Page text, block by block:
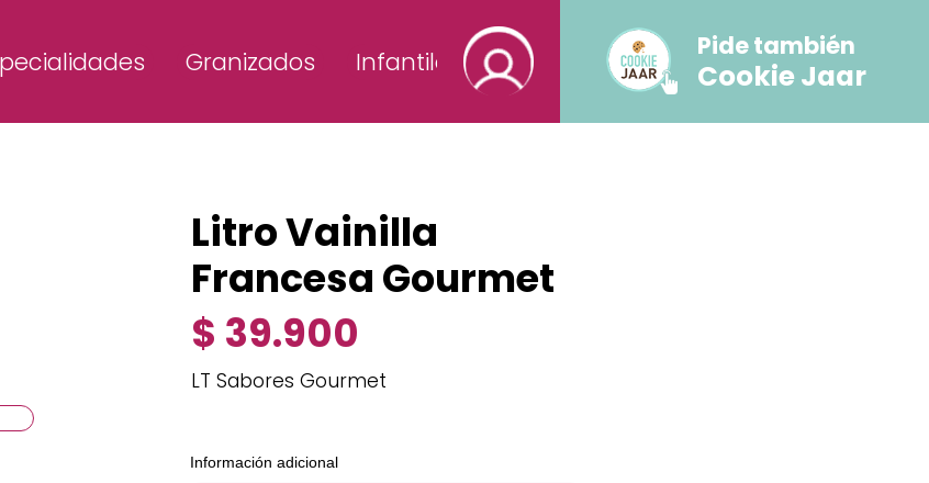
Granizados Infantiles Paletas Tortas Helado en Casa
Pide también
Cookie Jaar
Litro Vainilla
Francesa Gourmet
$ 39.900
LT Sabores Gourmet
Información adicional